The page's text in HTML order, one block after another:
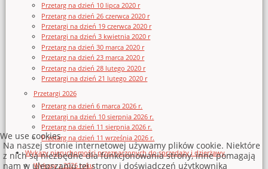
Przetarg na dzień 10 lipca 2020 r
Przetarg na dzień 26 czerwca 2020 r
Przetargi na dzień 19 czerwca 2020 r
Przetargi na dzień 3 kwietnia 2020 r
Przetarg na dzień 30 marca 2020 r
Przetarg na dzień 23 marca 2020 r
Przetarg na dzień 28 lutego 2020 r
Przetargi na dzień 21 lutego 2020 r
Przetargi 2026
Przetarg na dzień 6 marca 2026 r.
Przetargi na dzień 10 sierpnia 2026 r.
Przetarg na dzień 11 sierpnia 2026 r.
Przetarg na dzień 11 września 2026 r.
Wykazy nieruchomości przeznaczonych do sprzedaży i dzierżawy
Wykazy z 2026 roku
We use cookies
Na naszej stronie internetowej używamy plików cookie. Niektóre
z nich są niezbędne dla funkcjonowania strony, inne pomagają
nam w ulepszaniu tej strony i doświadczeń użytkownika